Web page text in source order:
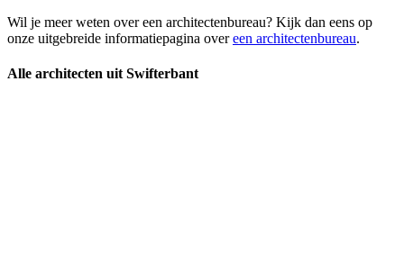
Wil je meer weten over een architectenbureau? Kijk dan eens op
onze uitgebreide informatiepagina overeen architectenbureau.
Alle architecten uit Swifterbant